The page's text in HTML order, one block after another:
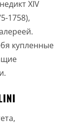
XIV
1758),
купленные